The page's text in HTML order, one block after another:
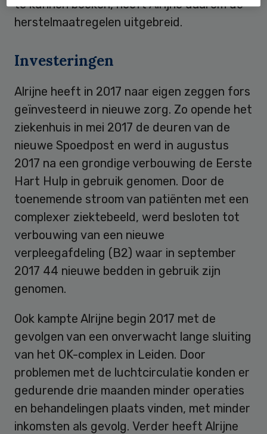
te kunnen boeken, heeft Alrijne daarom de
herstelmaatregelen uitgebreid.
Investeringen
Alrijne heeft in 2017 naar eigen zeggen fors
geïnvesteerd in nieuwe zorg. Zo opende het
ziekenhuis in mei 2017 de deuren van de
nieuwe Spoedpost en werd in augustus
2017 na een grondige verbouwing de Eerste
Hart Hulp in gebruik genomen. Door de
toenemende stroom van patiënten met een
complexer ziektebeeld, werd besloten tot
verbouwing van een nieuwe
verpleegafdeling (B2) waar in september
2017 44 nieuwe bedden in gebruik zijn
genomen.
Ook kampte Alrijne begin 2017 met de
gevolgen van een onverwacht lange sluiting
van het OK-complex in Leiden. Door
problemen met de luchtcirculatie konden er
gedurende drie maanden minder operaties
en behandelingen plaats vinden, met minder
inkomsten als gevolg. Verder heeft Alrijne